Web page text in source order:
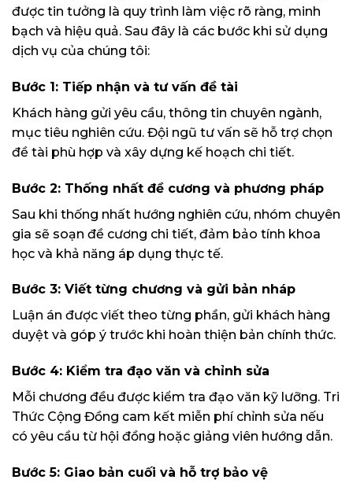
được tin tưởng là quy trình làm việc rõ ràng, minh
bạch và hiệu quả. Sau đây là các bước khi sử dụng
dịch vụ của chúng tôi:
Bước 1: Tiếp nhận và tư vấn đề tài
Khách hàng gửi yêu cầu, thông tin chuyên ngành,
mục tiêu nghiên cứu. Đội ngũ tư vấn sẽ hỗ trợ chọn
đề tài phù hợp và xây dựng kế hoạch chi tiết.
Bước 2: Thống nhất đề cương và phương pháp
Sau khi thống nhất hướng nghiên cứu, nhóm chuyên
gia sẽ soạn đề cương chi tiết, đảm bảo tính khoa
học và khả năng áp dụng thực tế.
Bước 3: Viết từng chương và gửi bản nháp
Luận án được viết theo từng phần, gửi khách hàng
duyệt và góp ý trước khi hoàn thiện bản chính thức.
Bước 4: Kiểm tra đạo văn và chỉnh sửa
Mỗi chương đều được kiểm tra đạo văn kỹ lưỡng. Tri
Thức Cộng Đồng cam kết miễn phí chỉnh sửa nếu
có yêu cầu từ hội đồng hoặc giảng viên hướng dẫn.
Bước 5: Giao bản cuối và hỗ trợ bảo vệ